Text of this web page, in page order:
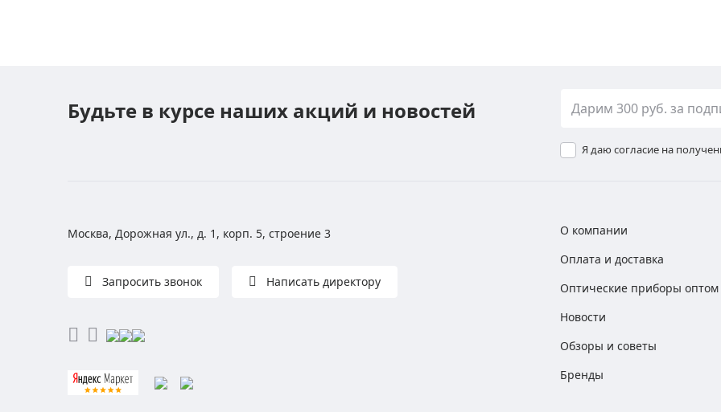
Будьте в курсе наших акций и новостей
Я даю согласие на
Москва, Дорожная ул., д. 1, корп. 5, строение 3
Запросить звонок Написать директору
О компании
Оплата и доставка
Оптические приборы оптом
Новости
Обзоры и советы
Бренды